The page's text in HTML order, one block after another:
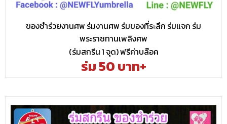
ของชำร่วยงานศพ ร่มงานศพ ร่มของที่ระลึก ร่มแจก ร่ม
พระราชทานเพลิงศพ
(ร่มสกรีน 1 จุด) ฟรีค่าบล๊อค
ร่ม 50 บาท+